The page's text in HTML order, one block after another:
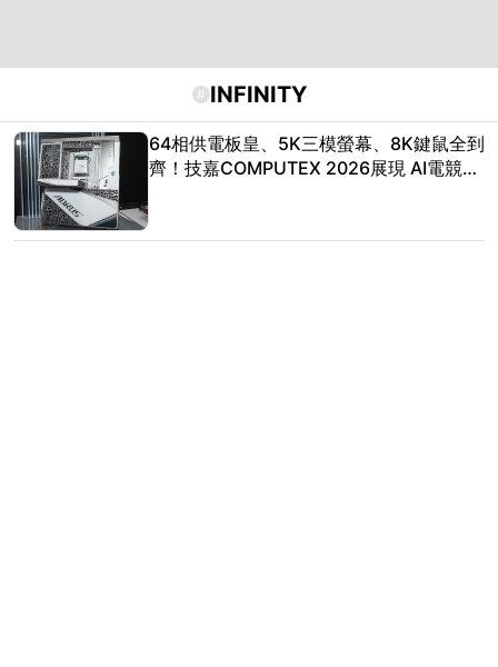
# INFINITY
64相供電板皇、5K三模螢幕、8K鍵鼠全到
齊！技嘉COMPUTEX 2026展現 AI電競新